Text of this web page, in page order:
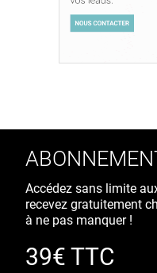
Accédez sans limite
recevez gratuitement
à ne pas manquer !
39€ TTC